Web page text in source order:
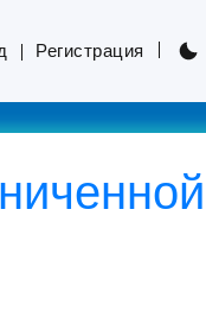
Регистрация